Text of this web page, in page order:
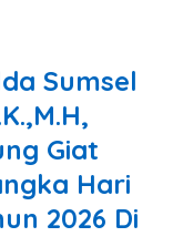
Sumsel
Giat
Hari
2026 Di